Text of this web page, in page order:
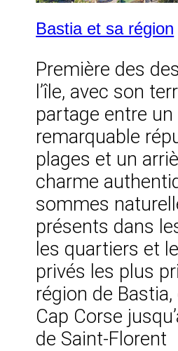
Bastia et sa région
Première des
l’île, avec son
partage entre un
remarquable
plages et un
charme
sommes
présents dans
les quartiers et
privés les plus
région de
Cap Corse
de Saint-Florent